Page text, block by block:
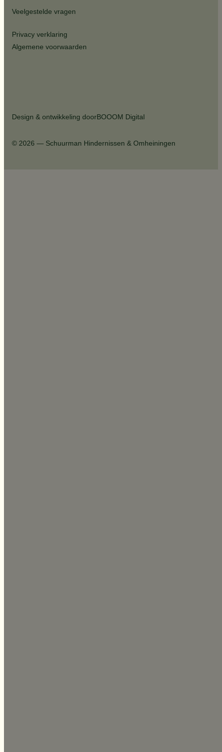
Veelgestelde vragen
Privacy verklaring
Algemene voorwaarden
© 2026 — Schuurman Hindernissen & Omheiningen
Design & ontwikkeling doorBOOOM Digital